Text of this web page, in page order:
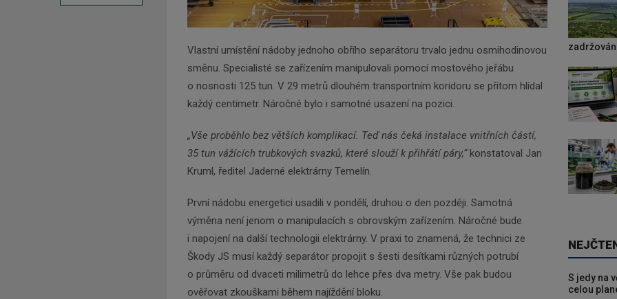
Vlastní umístění nádoby jednoho obřího separátoru trvalo jednu osmihodinovou
směnu. Specialisté se zařízením manipulovali pomocí mostového jeřábu
o nosnosti 125 tun. V 29 metrů dlouhém transportním koridoru se přitom hlídal
každý centimetr. Náročné bylo i samotné usazení na pozici.
„Vše proběhlo bez větších komplikací. Teď nás čeká instalace vnitřních částí,
35 tun vážících trubkových svazků, které slouží k přihřátí páry,“konstatoval Jan
Kruml, ředitel Jaderné elektrárny Temelín.
První nádobu energetici usadili v pondělí, druhou o den později. Samotná
výměna není jenom o manipulacích s obrovským zařízením. Náročné bude
i napojení na další technologii elektrárny. V praxi to znamená, že technici ze
Škody JS musí každý separátor propojit s šesti desítkami různých potrubí
o průměru od dvaceti milimetrů do lehce přes dva metry. Vše pak budou
ověřovat zkouškami během najíždění bloku.
S jedy na
celou